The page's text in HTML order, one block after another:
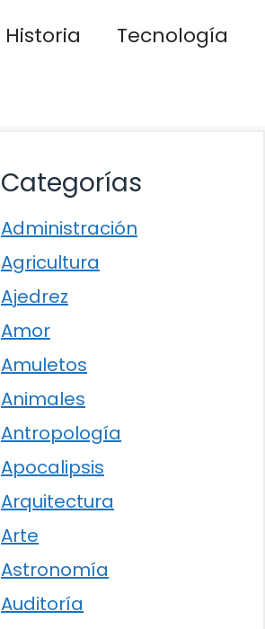
Historia
Tecnología
Categorías
Administración
Agricultura
Ajedrez
Amor
Amuletos
Animales
Antropología
Apocalipsis
Arquitectura
Arte
Astronomía
Auditoría